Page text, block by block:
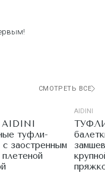
СМОТРЕТЬ ВСЕ
туфли-
с заостренным
AIDINI